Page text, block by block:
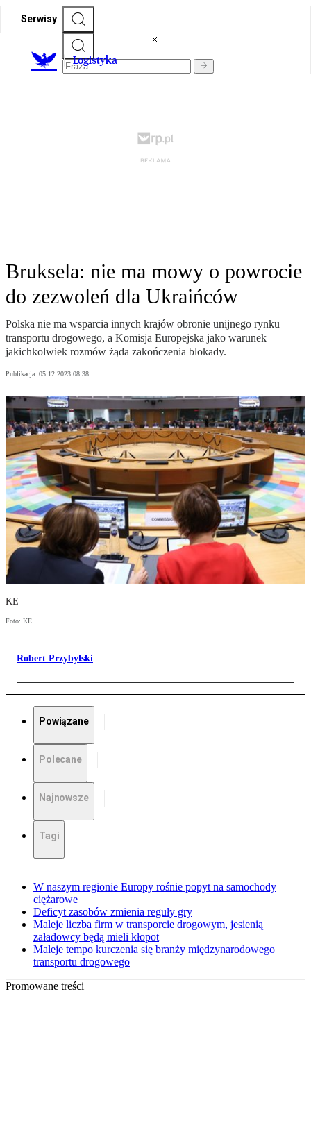
Serwisy
Logistyka
Bruksela: nie ma mowy o powrocie
do zezwoleń dla Ukraińców
Polska nie ma wsparcia innych krajów obronie unijnego rynku
transportu drogowego, a Komisja Europejska jako warunek
jakichkolwiek rozmów żąda zakończenia blokady.
Publikacja: 05.12.2023 08:38
KE
Foto: KE
Robert Przybylski
Powiązane
Polecane
Najnowsze
Tagi
W naszym regionie Europy rośnie popyt na samochody
ciężarowe
Deficyt zasobów zmienia reguły gry
Maleje liczba firm w transporcie drogowym, jesienią
załadowcy będą mieli kłopot
Maleje tempo kurczenia się branży międzynarodowego
transportu drogowego
Promowane treści